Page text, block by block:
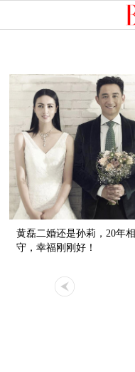
黄磊二婚还是孙莉，20年相
守，幸福刚刚好！